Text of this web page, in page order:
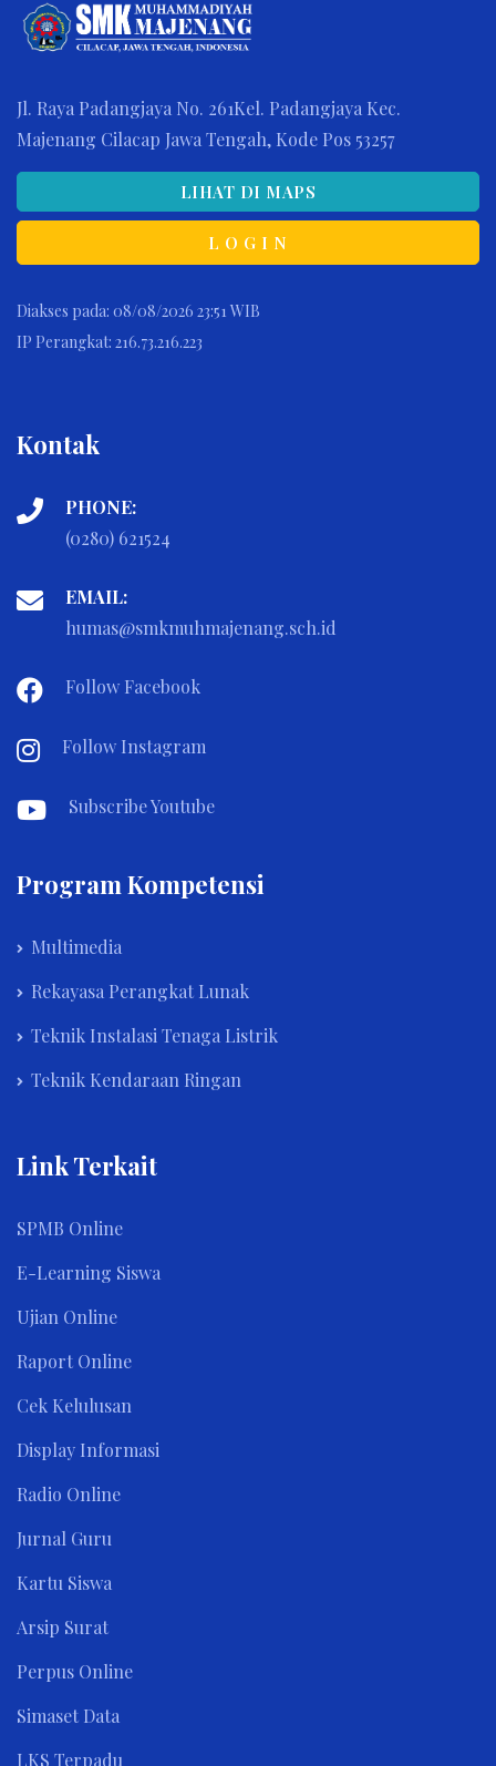
Jl. Raya Padangjaya No. 261Kel. Padangjaya Kec.
Majenang Cilacap Jawa Tengah, Kode Pos 53257
LIHAT DI MAPS
L O G I N
Diakses pada: 08/08/2026 23:51 WIB
IP Perangkat: 216.73.216.223
Kontak
PHONE:
(0280) 621524
EMAIL:
humas@smkmuhmajenang.sch.id
Follow Facebook
Follow Instagram
Subscribe Youtube
Program Kompetensi
Multimedia
Rekayasa Perangkat Lunak
Teknik Instalasi Tenaga Listrik
Teknik Kendaraan Ringan
Link Terkait
SPMB Online
E-Learning Siswa
Ujian Online
Raport Online
Cek Kelulusan
Display Informasi
Radio Online
Jurnal Guru
Kartu Siswa
Arsip Surat
Perpus Online
Simaset Data
LKS Terpadu